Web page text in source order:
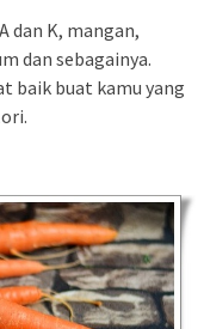
dan K, mangan,
dan sebagainya.
baik buat kamu yang